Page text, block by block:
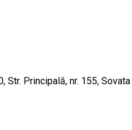
Str. Principală, nr. 155, Sovata